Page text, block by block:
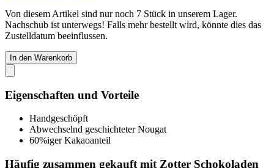
Von diesem Artikel sind nur noch 7 Stück in unserem Lager.
Nachschub ist unterwegs! Falls mehr bestellt wird, könnte dies das
Zustelldatum beeinflussen.
In den Warenkorb
Eigenschaften und Vorteile
Handgeschöpft
Abwechselnd geschichteter Nougat
60%iger Kakaoanteil
Häufig zusammen gekauft mit Zotter Schokoladen